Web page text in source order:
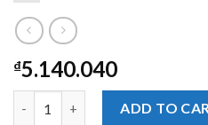
₫5.140.040
nước hoa BLACK PHANTOM
ADD TO